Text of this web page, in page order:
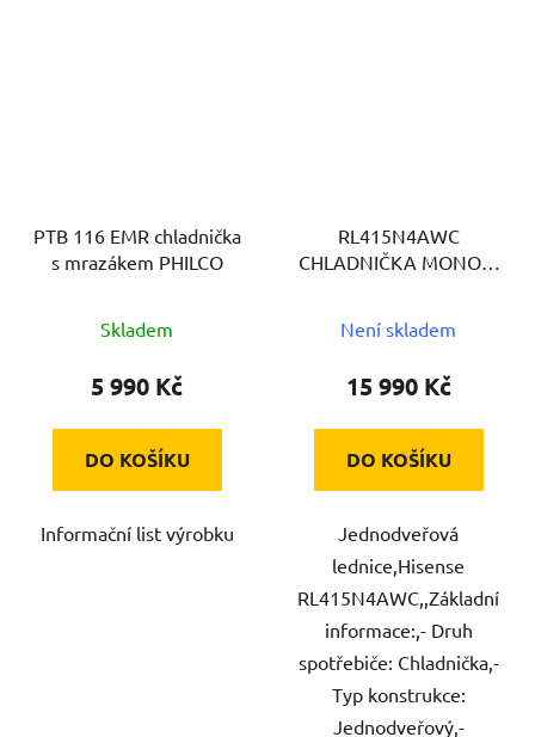
PTB 116 EMR chladnička
s mrazákem PHILCO
Skladem
5 990 Kč
DO KOŠÍKU
Informační list výrobku
RL415N4AWC
CHLADNIČKA MONOK.
Není skladem
15 990 Kč
DO KOŠÍKU
Jednodveřová
lednice,Hisense
RL415N4AWC,,Základní
informace:,- Druh
spotřebiče: Chladnička,-
Typ konstrukce:
Jednodveřový,-